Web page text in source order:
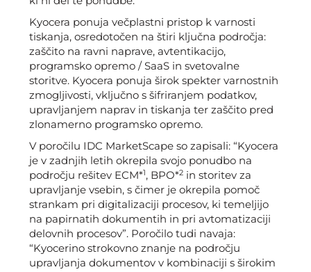
Kyocera ponuja večplastni pristop k varnosti
tiskanja, osredotočen na štiri ključna področja:
zaščito na ravni naprave, avtentikacijo,
programsko opremo / SaaS in svetovalne
storitve. Kyocera ponuja širok spekter varnostnih
zmogljivosti, vključno s šifriranjem podatkov,
upravljanjem naprav in tiskanja ter zaščito pred
zlonamerno programsko opremo.
V poročilu IDC MarketScape so zapisali: “Kyocera
je v zadnjih letih okrepila svojo ponudbo na
področju rešitev ECM*1, BPO*2 in storitev za
upravljanje vsebin, s čimer je okrepila pomoč
strankam pri digitalizaciji procesov, ki temeljijo
na papirnatih dokumentih in pri avtomatizaciji
delovnih procesov”. Poročilo tudi navaja:
“Kyocerino strokovno znanje na področju
upravljanja dokumentov v kombinaciji s širokim